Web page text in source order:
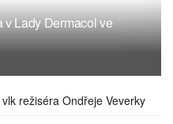
Lady Dermacol ve
režiséra Ondřeje Veverky